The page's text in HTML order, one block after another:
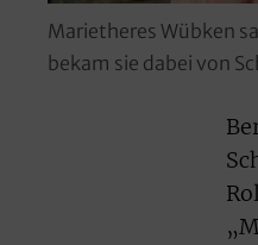
Marietheres Wübken
bekam sie dabei von